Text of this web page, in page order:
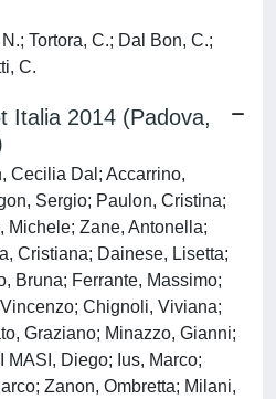
Tortora, C.; Dal Bon, C.;
C.
Italia 2014 (Padova,
Cecilia Dal; Accarrino,
Sergio; Paulon, Cristina;
Michele; Zane, Antonella;
Cristiana; Dainese, Lisetta;
Bruna; Ferrante, Massimo;
Chignoli, Viviana;
Graziano; Minazzo, Gianni;
MASI, Diego; Ius, Marco;
Zanon, Ombretta; Milani,